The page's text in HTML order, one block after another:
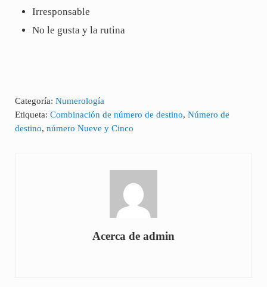
Irresponsable
No le gusta y la rutina
Categoría: Numerología
Etiqueta: Combinación de número de destino, Número de
destino, número Nueve y Cinco
Acerca de admin